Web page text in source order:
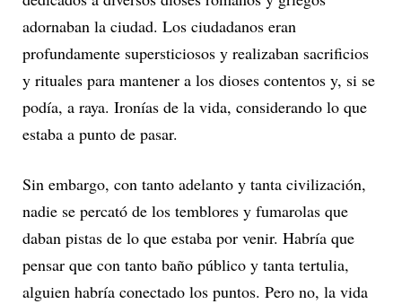
adornaban la ciudad. Los ciudadanos eran
profundamente supersticiosos y realizaban sacrificios
y rituales para mantener a los dioses contentos y, si se
podía, a raya. Ironías de la vida, considerando lo que
estaba a punto de pasar.
Sin embargo, con tanto adelanto y tanta civilización,
nadie se percató de los temblores y fumarolas que
daban pistas de lo que estaba por venir. Habría que
pensar que con tanto baño público y tanta tertulia,
alguien habría conectado los puntos. Pero no, la vida